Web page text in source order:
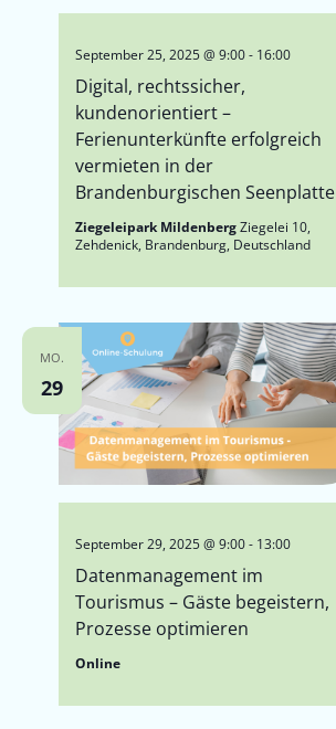
Digital, rechtssicher,
kundenorientiert –
Ferienunterkünfte erfolgreich
vermieten in der
Brandenburgischen Seenplatte
September 25, 2025 @ 9:00- 16:00
Ziegeleipark MildenbergZiegelei 10,
Zehdenick, Brandenburg, Deutschland
MO.
29
Datenmanagement im
Tourismus – Gäste begeistern,
Prozesse optimieren
September 29, 2025 @ 9:00- 13:00
Online